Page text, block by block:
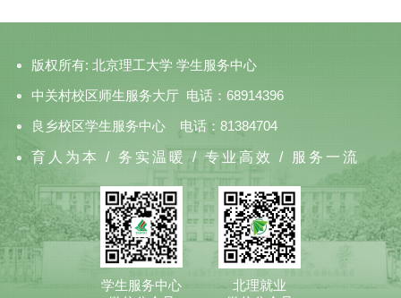
版权所有: 北京理工大学 学生服务中心
中关村校区师生服务大厅 电话：68914396
良乡校区学生服务中心 电话：81384704
育人为本 / 务实温暖 / 专业高效 / 服务一流
学生服务中心
北理就业